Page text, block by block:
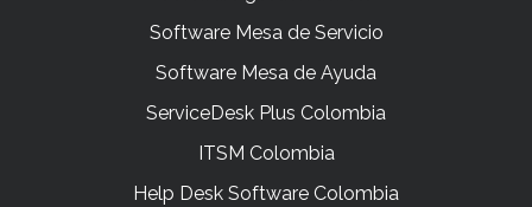
Software Mesa de Servicio
Software Mesa de Ayuda
ServiceDesk Plus Colombia
ITSM Colombia
Help Desk Software Colombia